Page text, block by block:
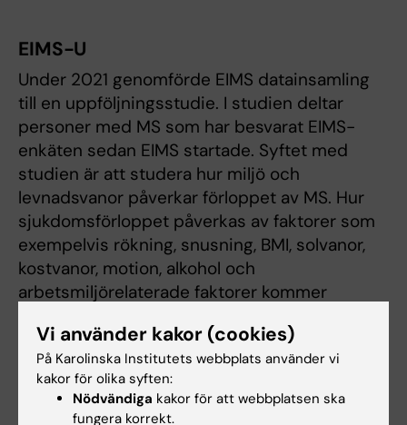
EIMS-U
Under 2021 genomförde EIMS datainsamling
till en uppföljningsstudie. I studien deltar
personer med MS som har besvarat EIMS-
enkäten sedan EIMS startade. Syftet med
studien är att studera hur miljö och
levnadsvanor påverkar förloppet av MS. Hur
sjukdomsförloppet påverkas av faktorer som
exempelvis rökning, snusning, BMI, solvanor,
kostvanor, motion, alkohol och
arbetsmiljörelaterade faktorer kommer
påverkar effekten av läkemedelsbehandling av
sjukdomen samt om de interagerar med de
viktigaste genetiska riskfaktorerna för MS
kommer studeras.
Vi använder kakor (cookies)
På Karolinska Institutets webbplats använder vi
kakor för olika syften:
Nödvändiga kakor för att webbplatsen ska
fungera korrekt.